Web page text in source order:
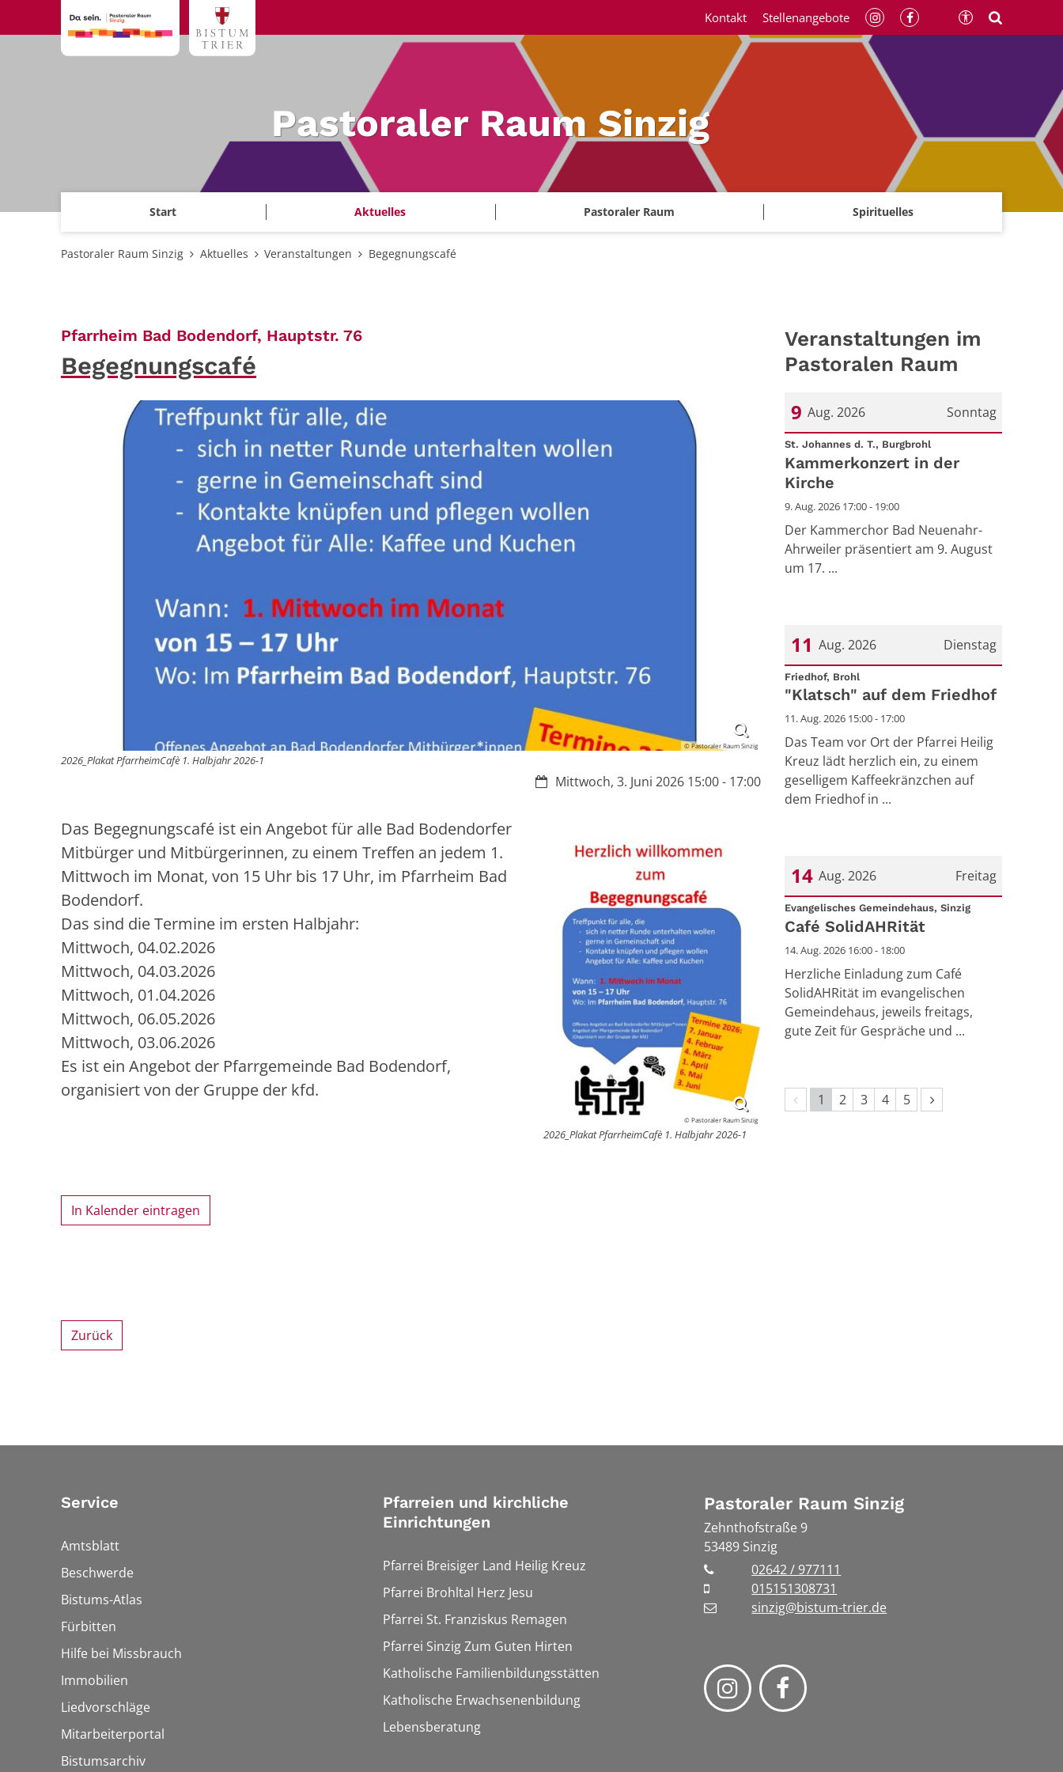
Pastoraler Raum Sinzig
Start Aktuelles Pastoraler Raum Spirituelles
Kontakt Stellenangebote
Pastoraler Raum Sinzig Aktuelles Veranstaltungen Begegnungscafé
Pfarrheim Bad Bodendorf, Hauptstr. 76:
Begegnungscafé
© Pastoraler Raum Sinzig
2026_Plakat PfarrheimCafè 1. Halbjahr 2026-1
Datum:Mittwoch, 3. Juni 2026 15:00 - 17:00
© Pastoraler Raum Sinzig
2026_Plakat PfarrheimCafè 1. Halbjahr 2026-1
Das Begegnungscafé ist ein Angebot für alle Bad Bodendorfer
Mitbürger und Mitbürgerinnen, zu einem Treffen an jedem 1.
Mittwoch im Monat, von 15 Uhr bis 17 Uhr, im Pfarrheim Bad
Bodendorf.
Das sind die Termine im ersten Halbjahr:
Mittwoch, 04.02.2026
Mittwoch, 04.03.2026
Mittwoch, 01.04.2026
Mittwoch, 06.05.2026
Mittwoch, 03.06.2026
Es ist ein Angebot der Pfarrgemeinde Bad Bodendorf,
organisiert von der Gruppe der kfd.
In Kalender eintragen
Veranstaltungen im
Pastoralen Raum
Sonntag
9 Aug. 2026
Datum: 9. August 2026
St. Johannes d. T., Burgbrohl:
Kammerkonzert in der
Kirche
9. Aug. 2026 17:00 - 19:00
Der Kammerchor Bad Neuenahr-
Ahrweiler präsentiert am 9. August
um 17. ...
Dienstag
11 Aug. 2026
Datum: 11. August 2026
Friedhof, Brohl
"Klatsch" auf dem Friedhof
11. Aug. 2026 15:00 - 17:00
Das Team vor Ort der Pfarrei Heilig
Kreuz lädt herzlich ein, zu einem
geselligem Kaffeekränzchen auf
dem Friedhof in ...
Freitag
14 Aug. 2026
Datum: 14. August 2026
Evangelisches Gemeindehaus, Sinzig:
Café SolidAHRität
14. Aug. 2026 16:00 - 18:00
Herzliche Einladung zum Café
SolidAHRität im evangelischen
Gemeindehaus, jeweils freitags,
gute Zeit für Gespräche und ...
Vorherige Seite
1 2 3 4 5 Nächste Seite
Zurück
Service
Amtsblatt
Beschwerde
Bistums-Atlas
Fürbitten
Hilfe bei Missbrauch
Immobilien
Liedvorschläge
Mitarbeiterportal
Bistumsarchiv
Pfarreien und kirchliche
Einrichtungen
Pfarrei Breisiger Land Heilig Kreuz
Pfarrei Brohltal Herz Jesu
Pfarrei St. Franziskus Remagen
Pfarrei Sinzig Zum Guten Hirten
Katholische Familienbildungsstätten
Katholische Erwachsenenbildung
Lebensberatung
Pastoraler Raum Sinzig
Zehnthofstraße 9
53489 Sinzig
02642 / 977111
015151308731
sinzig@bistum-trier.de